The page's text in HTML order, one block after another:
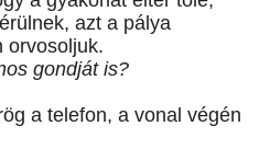
azt a pálya
orvosoljuk.
gondját is?
a telefon, a vonal végén